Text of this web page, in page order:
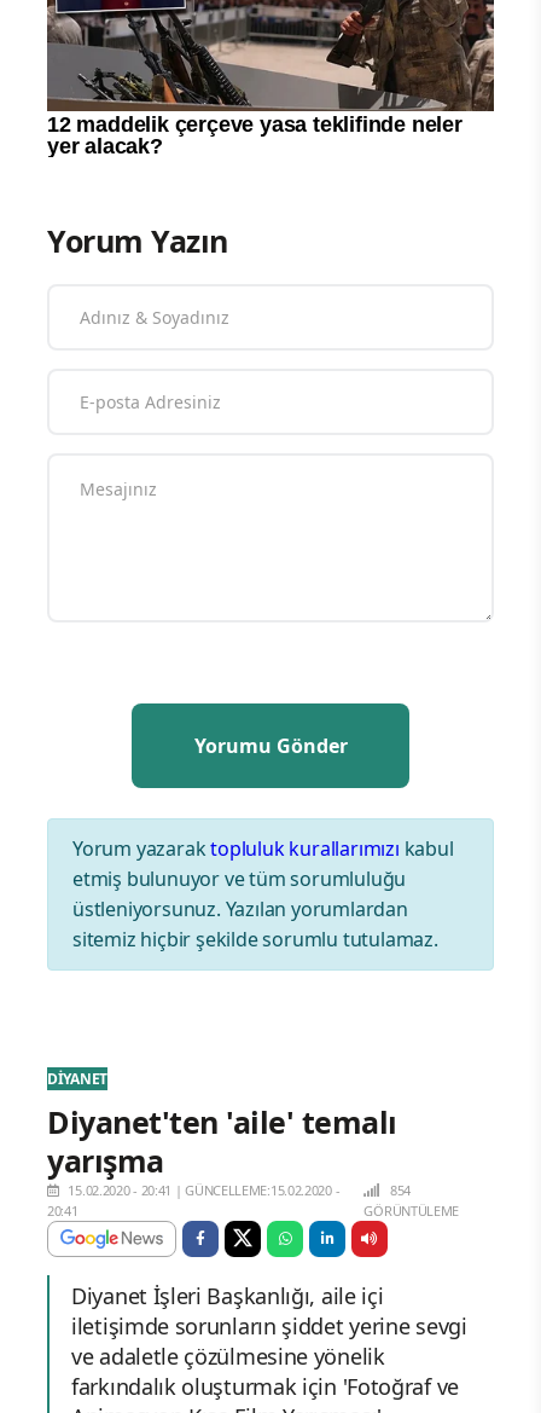
Yorum Yazın
Yorum yazaraktopluluk kurallarımızı kabul
etmiş bulunuyor ve tüm sorumluluğu
üstleniyorsunuz. Yazılan yorumlardan
sitemiz hiçbir şekilde sorumlu tutulamaz.
DİYANET
Diyanet'ten 'aile' temalı
yarışma
15.02.2020 - 20:41 |GÜNCELLEME:15.02.2020 -
20:41
854
GÖRÜNTÜLEME
Diyanet İşleri Başkanlığı, aile içi
iletişimde sorunların şiddet yerine sevgi
ve adaletle çözülmesine yönelik
farkındalık oluşturmak için 'Fotoğraf ve